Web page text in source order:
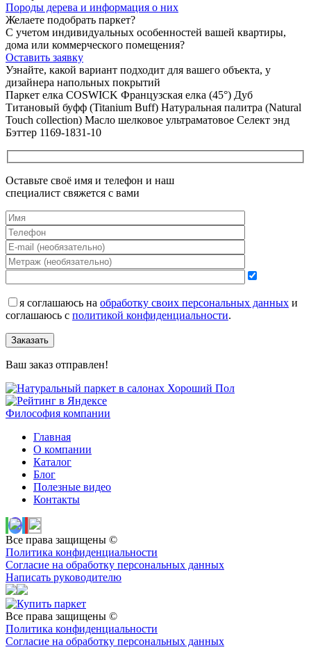
Породы дерева и информация о них
Желаете подобрать паркет?
С учетом индивидуальных особенностей вашей квартиры,
дома или коммерческого помещения?
Оставить заявку
Узнайте, какой вариант подходит для вашего объекта, у
дизайнера напольных покрытий
Паркет елка COSWICK Французская елка (45°) Дуб
Титановый буфф (Titanium Buff) Натуральная палитра (Natural
Touch collection) Масло шелковое ультраматовое Селект энд
Бэттер 1169-1831-10
Оставьте своё имя и телефон и наш
специалист свяжется с вами
я соглашаюсь на обработку своих персональных данных и
соглашаюсь с политикой конфиденциальности.
Заказать
Ваш заказ отправлен!
Философия компании
Главная
О компании
Каталог
Блог
Полезные видео
Контакты
Все права защищены ©
Политика конфиденциальности
Согласие на обработку персональных данных
Написать руководителю
Все права защищены ©
Политика конфиденциальности
Согласие на обработку персональных данных